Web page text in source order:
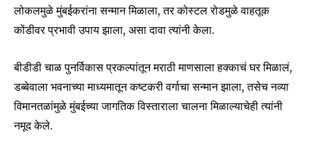
or click the subscribe button below. Don't worry, we respect
your privacy and won't spam your inbox. Your information is
safe with us.
लोकलमुळे मुंबईकरांना सन्मान मिळाला, तर कोस्टल रोडमुळे वाहतूक
कोंडीवर प्रभावी उपाय झाला, असा दावा त्यांनी केला.
बीडीडी चाळ पुनर्विकास प्रकल्पांतून मराठी माणसाला हक्काचं घर मिळालं,
डब्बेवाला भवनाच्या माध्यमातून कष्टकरी वर्गाचा सन्मान झाला, तसेच नव्या
विमानतळांमुळे मुंबईच्या जागतिक विस्ताराला चालना मिळाल्याचेही त्यांनी
नमूद केले.